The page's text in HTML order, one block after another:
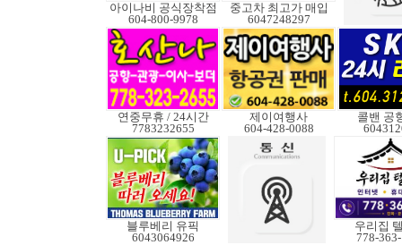
아이나비 공식장착점
604-800-9978
중고차 최고가 매입
6047248297
연중무휴 / 24시간
7783232655
제이여행사
604-428-0088
콜밴 공
블루베리 유픽
6043064926
우리집
778-